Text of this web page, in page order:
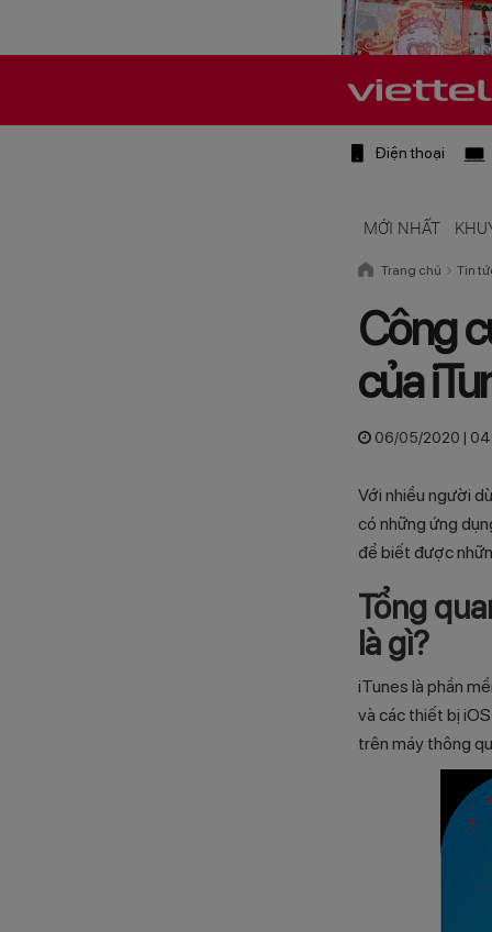
Điện thoại
MỚI NHẤT
Trang chủ Tin
Công
của
06/05/2020 |
Với nhiều người
có những ứng
để biết được
Tổng
là gì?
iTunes là phần
và các thiết bị
trên máy thông